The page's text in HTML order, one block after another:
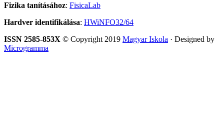
Fizika tanításához: FisicaLab
Hardver identifikálása: HWiNFO32/64
ISSN 2585-853X © Copyright 2019 Magyar Iskola · Designed by
Microgramma